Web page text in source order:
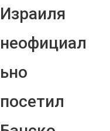
Израиля
неофициал
ьно
посетил